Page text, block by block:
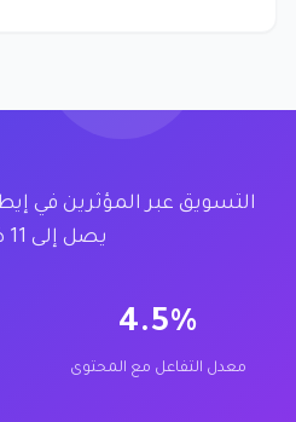
التسويق عبر المؤثرين في
يصل إلى 11 ضعفاً.
4.5%
معدل التفاعل مع المحتوى